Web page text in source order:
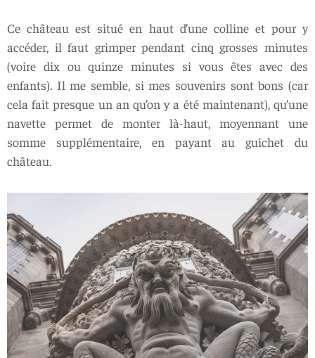
Ce château est situé en haut d’une colline et pour y
accéder, il faut grimper pendant cinq grosses minutes
(voire dix ou quinze minutes si vous êtes avec des
enfants). Il me semble, si mes souvenirs sont bons (car
cela fait presque un an qu’on y a été maintenant), qu’une
navette permet de monter là-haut, moyennant une
somme supplémentaire, en payant au guichet du
château.